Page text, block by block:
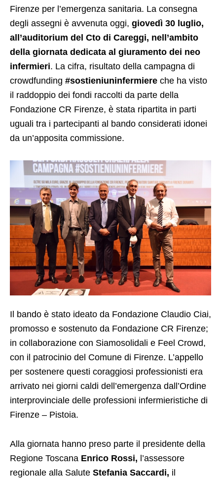
Firenze per l’emergenza sanitaria. La consegna
degli assegni è avvenuta oggi, giovedì 30 luglio,
all’auditorium del Cto di Careggi, nell’ambito
della giornata dedicata al giuramento dei neo
infermieri. La cifra, risultato della campagna di
crowdfunding #sostieniuninfermiere che ha visto
il raddoppio dei fondi raccolti da parte della
Fondazione CR Firenze, è stata ripartita in parti
uguali tra i partecipanti al bando considerati idonei
da un’apposita commissione.
Il bando è stato ideato da Fondazione Claudio Ciai,
promosso e sostenuto da Fondazione CR Firenze;
in collaborazione con Siamosolidali e Feel Crowd,
con il patrocinio del Comune di Firenze. L’appello
per sostenere questi coraggiosi professionisti era
arrivato nei giorni caldi dell’emergenza dall’Ordine
interprovinciale delle professioni infermieristiche di
Firenze – Pistoia.
Alla giornata hanno preso parte il presidente della
Regione Toscana Enrico Rossi, l’assessore
regionale alla Salute Stefania Saccardi, il